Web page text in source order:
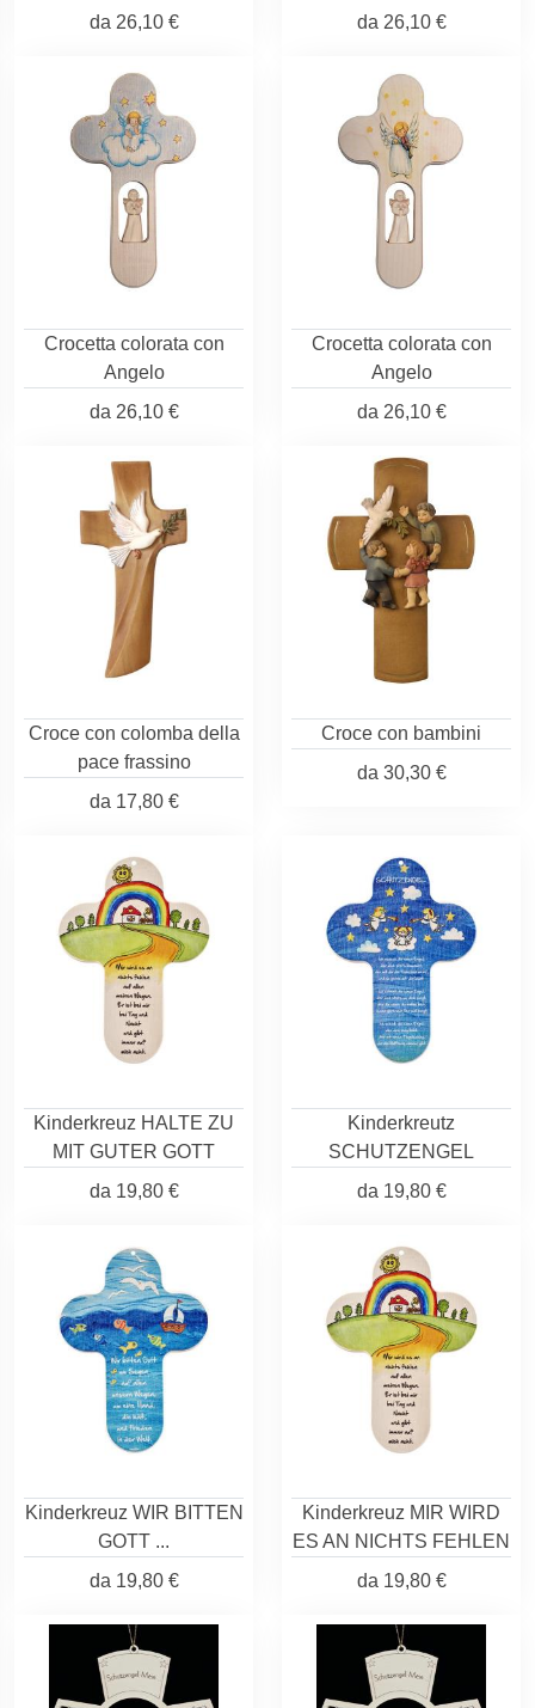
da 26,10 €
da 26,10 €
Crocetta colorata con
Angelo
da 26,10 €
Crocetta colorata con
Angelo
da 26,10 €
Croce con colomba della
pace frassino
da 17,80 €
Croce con bambini
da 30,30 €
Kinderkreuz HALTE ZU
MIT GUTER GOTT
da 19,80 €
Kinderkreutz
SCHUTZENGEL
da 19,80 €
Kinderkreuz WIR BITTEN
GOTT ...
da 19,80 €
Kinderkreuz MIR WIRD
ES AN NICHTS FEHLEN
da 19,80 €